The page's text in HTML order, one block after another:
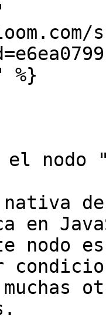
%}
el nodo
nativa
en
nodo